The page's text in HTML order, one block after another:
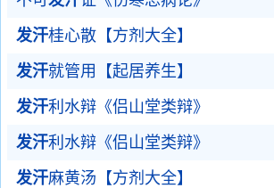
发汗桂心散【方剂大全】
发汗就管用【起居养生】
发汗利水辩《侣山堂类辩》
发汗利水辩《侣山堂类辩》
发汗麻黄汤【方剂大全】